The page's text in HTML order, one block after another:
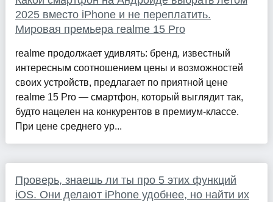
2025 вместо iPhone и не переплатить.
Мировая премьера realme 15 Pro
realme продолжает удивлять: бренд, известный
интересным соотношением цены и возможностей
своих устройств, предлагает по приятной цене
realme 15 Pro — смартфон, который выглядит так,
будто нацелен на конкурентов в премиум-классе.
При цене среднего ур...
Проверь, знаешь ли ты про 5 этих функций
iOS. Они делают iPhone удобнее, но найти их